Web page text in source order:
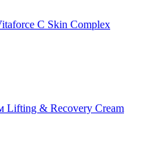
C Skin Complex
Lifting & Recovery Cream